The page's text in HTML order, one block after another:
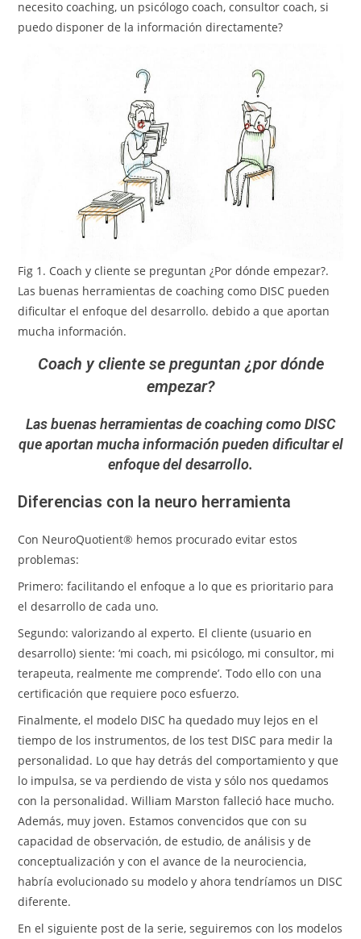
necesito coaching, un psicólogo coach, consultor coach, si
puedo disponer de la información directamente?
Fig 1. Coach y cliente se preguntan ¿Por dónde empezar?.
Las buenas herramientas de coaching como DISC pueden
dificultar el enfoque del desarrollo. debido a que aportan
mucha información.
Coach y cliente se preguntan ¿por dónde
empezar?
Las buenas herramientas de coaching como DISC
que aportan mucha información pueden dificultar el
enfoque del desarrollo.
Diferencias con la neuro herramienta
Con NeuroQuotient® hemos procurado evitar estos
problemas:
Primero: facilitando el enfoque a lo que es prioritario para
el desarrollo de cada uno.
Segundo: valorizando al experto. El cliente (usuario en
desarrollo) siente: ‘mi coach, mi psicólogo, mi consultor, mi
terapeuta, realmente me comprende’. Todo ello con una
certificación que requiere poco esfuerzo.
Finalmente, el modelo DISC ha quedado muy lejos en el
tiempo de los instrumentos, de los test DISC para medir la
personalidad. Lo que hay detrás del comportamiento y que
lo impulsa, se va perdiendo de vista y sólo nos quedamos
con la personalidad. William Marston falleció hace mucho.
Además, muy joven. Estamos convencidos que con su
capacidad de observación, de estudio, de análisis y de
conceptualización y con el avance de la neurociencia,
habría evolucionado su modelo y ahora tendríamos un DISC
diferente.
En el siguiente post de la serie, seguiremos con los modelos